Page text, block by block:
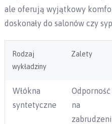
ale oferują wyjątkowy
doskonały do salonów czy
Rodzaj
wykładziny
Zalety
Włókna
syntetyczne
Odporność
na